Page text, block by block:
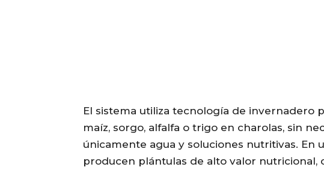
El sistema utiliza tecnología de invernadero
maíz, sorgo, alfalfa o trigo en charolas, sin
únicamente agua y soluciones nutritivas. En
producen plántulas de alto valor nutricional,